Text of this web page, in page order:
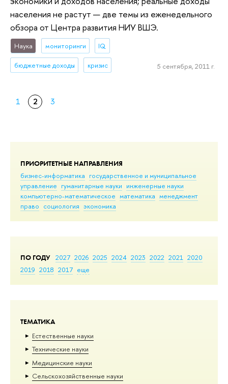
ПРИОРИТЕТНЫЕ НАПРАВЛЕНИЯ
бизнес-информатика государственное и муниципальное
управление гуманитарные науки инженерные науки
компьютерно-математическое математика менеджмент
право социология экономика
ПО ГОДУ 2027 2026 2025 2024 2023 2022 2021 2020
2019 2018 2017 еще
ТЕМАТИКА
Естественные науки
Тех­ничес­кие науки
Медицинские науки
Сельскохозяйственные науки
населения не растут — две темы из еженедельного
обзора от Центра развития НИУ ВШЭ.
Наука мониторинги IQ
бюджетные доходы кризис 5 сентября, 2011 г.
1 2 3